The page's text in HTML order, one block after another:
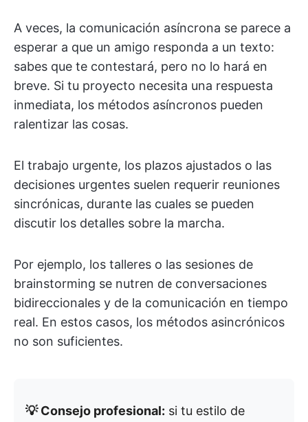
A veces, la comunicación asíncrona se parece a
esperar a que un amigo responda a un texto:
sabes que te contestará, pero no lo hará en
breve. Si tu proyecto necesita una respuesta
inmediata, los métodos asíncronos pueden
ralentizar las cosas.
El trabajo urgente, los plazos ajustados o las
decisiones urgentes suelen requerir reuniones
sincrónicas, durante las cuales se pueden
discutir los detalles sobre la marcha.
Por ejemplo, los talleres o las sesiones de
brainstorming se nutren de conversaciones
bidireccionales y de la comunicación en tiempo
real. En estos casos, los métodos asincrónicos
no son suficientes.
💡 Consejo profesional: si tu estilo de